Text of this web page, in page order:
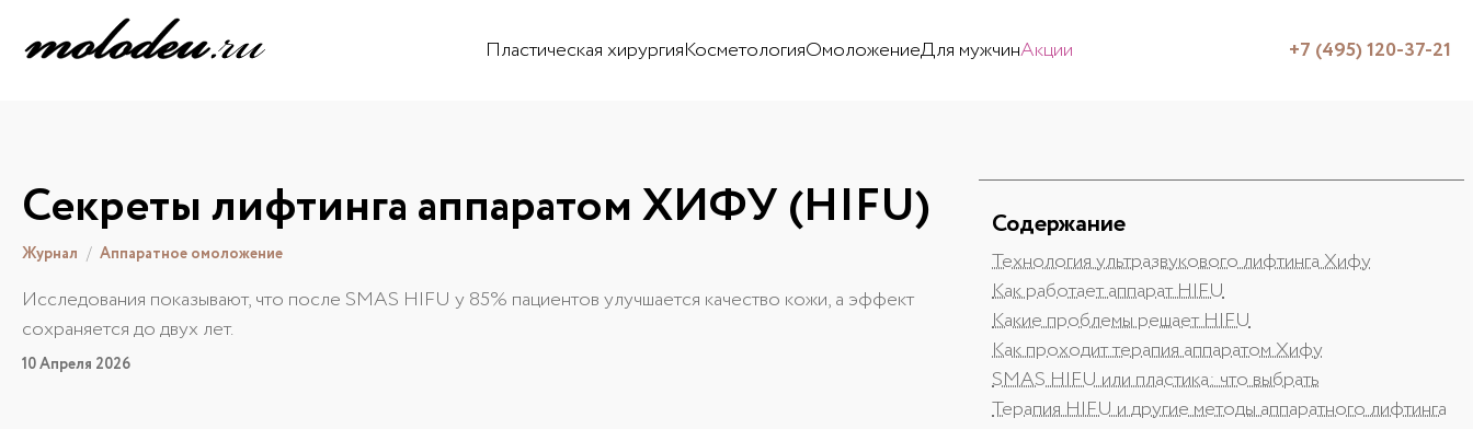
Пластическая хирургияКосметологияОмоложениеДля мужчинАкции +7 (495) 120-37-21
Секреты лифтинга аппаратом ХИФУ (HIFU)
Журнал Аппаратное омоложение
Исследования показывают, что после SMAS HIFU у 85% пациентов улучшается качество кожи, а эффект
сохраняется до двух лет.
10 Апреля 2026
Содержание
Технология ультразвукового лифтинга Хифу
Как работает аппарат HIFU
Какие проблемы решает HIFU
Как проходит терапия аппаратом Хифу
SMAS HIFU или пластика: что выбрать
Терапия HIFU и другие методы аппаратного лифтинга